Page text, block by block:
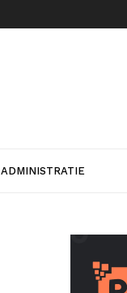
ADMINISTRATIE